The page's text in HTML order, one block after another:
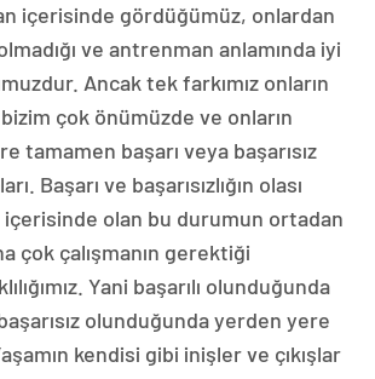
içerisinde gördüğümüz, onlardan
ve antrenman anlamında iyi
Ancak tek farkımız onların
çok önümüzde ve onların
tamamen başarı veya başarısız
Başarı ve başarısızlığın olası
içerisinde olan bu durumun ortadan
çok çalışmanın gerektiği
Yani başarılı olunduğunda
olunduğunda yerden yere
kendisi gibi inişler ve çıkışlar